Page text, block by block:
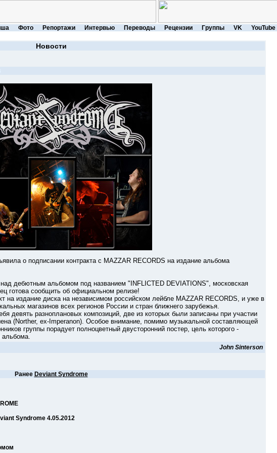
Фото Репортажи Интервью Переводы Рецензии Группы VK YouTube
Новости
о подписании контракта с MAZZAR RECORDS на издание альбома
дебютным альбомом под названием "INFLICTED DEVIATIONS", московская
готова сообщить об официальном релизе!
издание диска на независимом российском лейбле MAZZAR RECORDS, и уже в
магазинов всех регионов России и стран ближнего зарубежья.
разноплановых композиций, две из которых были записаны при участии
(Norther, ex-Imperanon). Особое внимание, помимо музыкальной составляющей
группы порадует полноцветный двусторонний постер, цель которого -
альбома.
John Sinterson
Ранее Deviant Syndrome
Syndrome 4.05.2012